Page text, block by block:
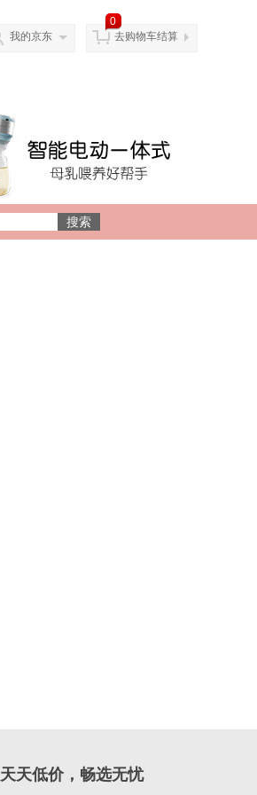
我的京东
0
去购物车结算
天天低价，畅选无忧